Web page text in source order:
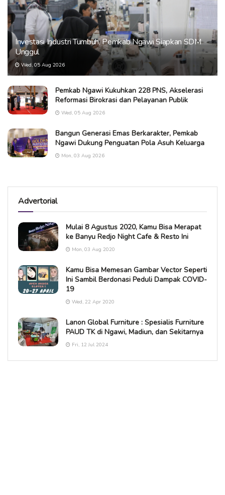
Investasi Industri Tumbuh, Pemkab Ngawi Siapkan SDM
Unggul
Wed, 05 Aug 2026
Pemkab Ngawi Kukuhkan 228 PNS, Akselerasi
Reformasi Birokrasi dan Pelayanan Publik
Wed, 05 Aug 2026
Bangun Generasi Emas Berkarakter, Pemkab
Ngawi Dukung Penguatan Pola Asuh Keluarga
Mon, 03 Aug 2026
Advertorial
Mulai 8 Agustus 2020, Kamu Bisa Merapat
ke Banyu Redjo Night Cafe & Resto Ini
Mon, 03 Aug 2020
Kamu Bisa Memesan Gambar Vector Seperti
Ini Sambil Berdonasi Peduli Dampak COVID-
19
Wed, 22 Apr 2020
Lanon Global Furniture : Spesialis Furniture
PAUD TK di Ngawi, Madiun, dan Sekitarnya
Fri, 12 Jul 2024